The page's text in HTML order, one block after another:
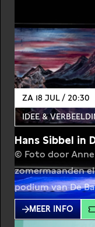
ZA 18 JUL / 20:30
IDEE &
Hans Sibbel in
© Foto door
zomermaanden
podium van De
gaat het
economie. Over
MEER INFO